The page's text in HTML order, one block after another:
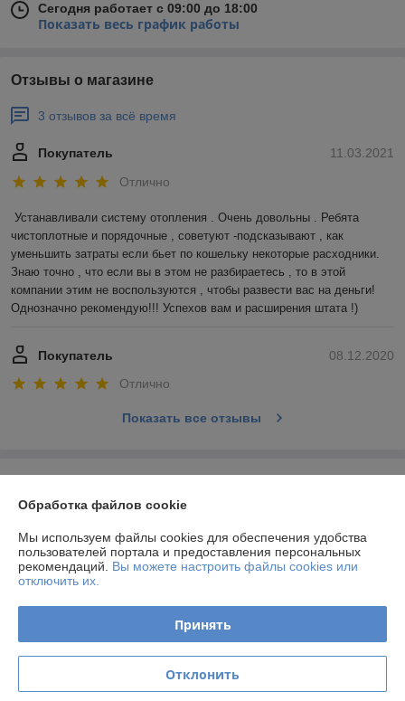
Сегодня работает с 09:00 до 18:00
Показать весь график работы
Отзывы о магазине
3 отзывов за всё время
11.03.2021
Покупатель
Отлично
Устанавливали систему отопления . Очень довольны . Ребята
чистоплотные и порядочные , советуют -подсказывают , как
уменьшить затраты если бьет по кошельку некоторые расходники.
Знаю точно , что если вы в этом не разбираетесь , то в этой
компании этим не воспользуются , чтобы развести вас на деньги!
Однозначно рекомендую!!! Успехов вам и расширения штата !)
08.12.2020
Покупатель
Отлично
Показать все отзывы
О нас
Доставка и оплата
График работы
Политика обработки cookies
Обработка файлов cookie
Мы используем файлы cookies для обеспечения удобства
пользователей портала и предоставления персональных
рекомендаций. Вы можете настроить файлы cookies или
отключить их.
Принять
Отклонить